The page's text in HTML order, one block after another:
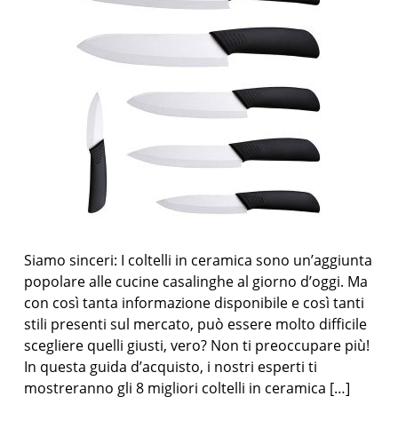
Siamo sinceri: I coltelli in ceramica sono un’aggiunta
popolare alle cucine casalinghe al giorno d’oggi. Ma
con così tanta informazione disponibile e così tanti
stili presenti sul mercato, può essere molto difficile
scegliere quelli giusti, vero? Non ti preoccupare più!
In questa guida d’acquisto, i nostri esperti ti
mostreranno gli 8 migliori coltelli in ceramica […]